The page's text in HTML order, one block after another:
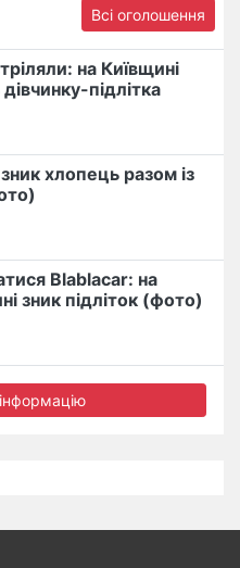
Всі оголошення
на Київщині
підлітка
хлопець разом із
Blablacar: на
зник підліток (фото)